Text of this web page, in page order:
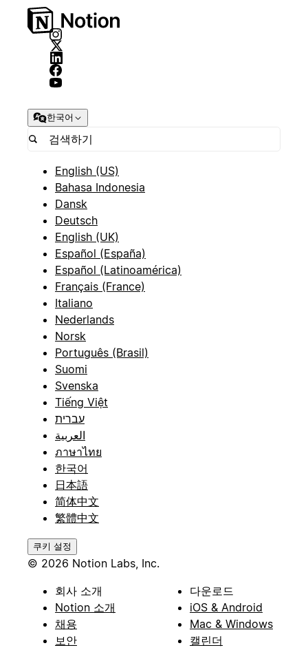
한국어
English (US)
Bahasa Indonesia
Dansk
Deutsch
English (UK)
Español (España)
Español (Latinoamérica)
Français (France)
Italiano
Nederlands
Norsk
Português (Brasil)
Suomi
Svenska
Tiếng Việt
עברית
العربية
ภาษาไทย
한국어
日本語
简体中文
繁體中文
쿠키 설정
© 2026 Notion Labs, Inc.
회사 소개
Notion 소개
채용
보안
다운로드
iOS & Android
Mac & Windows
캘린더